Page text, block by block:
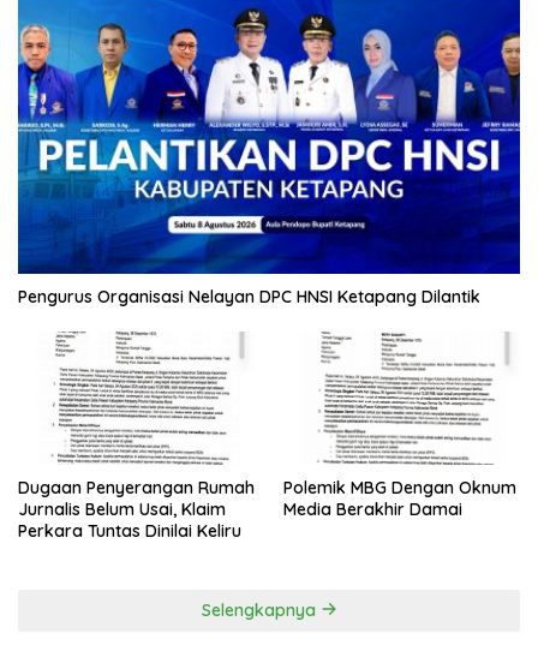
Pengurus Organisasi Nelayan DPC HNSI Ketapang Dilantik
Dugaan Penyerangan Rumah
Jurnalis Belum Usai, Klaim
Perkara Tuntas Dinilai Keliru
Polemik MBG Dengan Oknum
Media Berakhir Damai
Selengkapnya